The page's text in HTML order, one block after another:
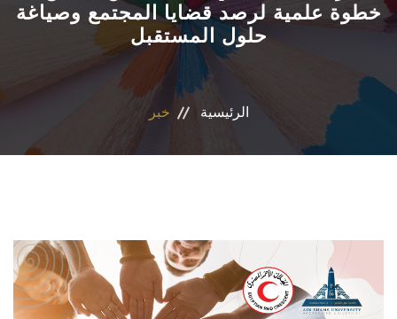
خطوة علمية لرصد قضايا المجتمع وصياغة
حلول المستقبل
الرئيسية خبر